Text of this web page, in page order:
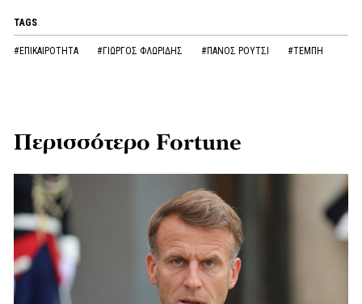
TAGS
#ΕΠΙΚΑΙΡΟΤΗΤΑ #ΓΙΩΡΓΟΣ ΦΛΩΡΙΔΗΣ #ΠΑΝΟΣ ΡΟΥΤΣΙ #ΤΕΜΠΗ
Περισσότερο Fortune